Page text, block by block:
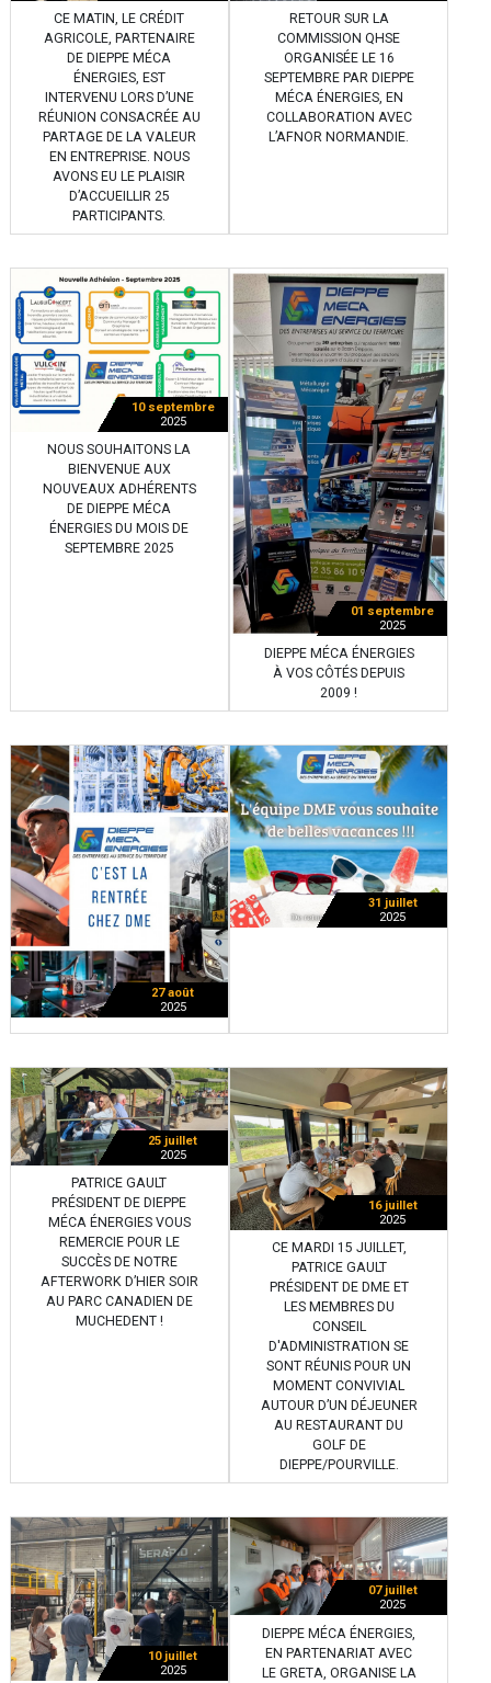
CE MATIN, LE CRÉDIT
AGRICOLE, PARTENAIRE
DE DIEPPE MÉCA
ÉNERGIES, EST
INTERVENU LORS D’UNE
RÉUNION CONSACRÉE AU
PARTAGE DE LA VALEUR
EN ENTREPRISE. NOUS
AVONS EU LE PLAISIR
D’ACCUEILLIR 25
PARTICIPANTS.
RETOUR SUR LA
COMMISSION QHSE
ORGANISÉE LE 16
SEPTEMBRE PAR DIEPPE
MÉCA ÉNERGIES, EN
COLLABORATION AVEC
L’AFNOR NORMANDIE.
10 septembre
2025
NOUS SOUHAITONS LA
BIENVENUE AUX
NOUVEAUX ADHÉRENTS
DE DIEPPE MÉCA
ÉNERGIES DU MOIS DE
SEPTEMBRE 2025
01 septembre
2025
DIEPPE MÉCA ÉNERGIES
À VOS CÔTÉS DEPUIS
2009 !
27 août
2025
31 juillet
2025
25 juillet
2025
PATRICE GAULT
PRÉSIDENT DE DIEPPE
MÉCA ÉNERGIES VOUS
REMERCIE POUR LE
SUCCÈS DE NOTRE
AFTERWORK D’HIER SOIR
AU PARC CANADIEN DE
MUCHEDENT !
16 juillet
2025
CE MARDI 15 JUILLET,
PATRICE GAULT
PRÉSIDENT DE DME ET
LES MEMBRES DU
CONSEIL
D'ADMINISTRATION SE
SONT RÉUNIS POUR UN
MOMENT CONVIVIAL
AUTOUR D’UN DÉJEUNER
AU RESTAURANT DU
GOLF DE
DIEPPE/POURVILLE.
10 juillet
2025
07 juillet
2025
DIEPPE MÉCA ÉNERGIES,
EN PARTENARIAT AVEC
LE GRETA, ORGANISE LA